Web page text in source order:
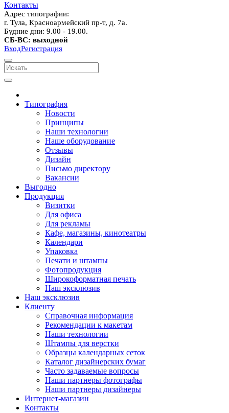
Контакты
Адрес типографии:
г. Тула, Красноармейский пр-т, д. 7а.
Будние дни: 9.00 - 19.00.
СБ-ВС: выходной
ВходРегистрация
Типография
Новости
Принципы
Наши технологии
Наше оборудование
Отзывы
Дизайн
Письмо директору
Вакансии
Выгодно
Продукция
Визитки
Для офиса
Для рекламы
Кафе, магазины, кинотеатры
Календари
Упаковка
Печати и штампы
Фотопродукция
Широкоформатная печать
Наш эксклюзив
Наш эксклюзив
Клиенту
Справочная информация
Рекомендации к макетам
Наши технологии
Штампы для верстки
Образцы календарных сеток
Каталог дизайнерских бумаг
Часто задаваемые вопросы
Наши партнеры фотографы
Наши партнеры дизайнеры
Интернет-магазин
Контакты